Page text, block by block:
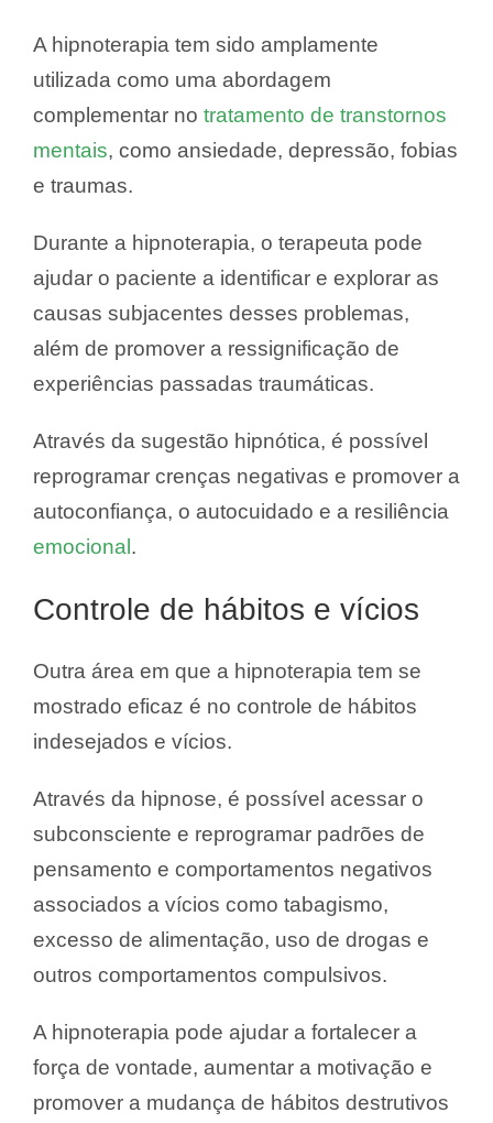
A hipnoterapia tem sido amplamente
utilizada como uma abordagem
complementar no tratamento de transtornos
mentais, como ansiedade, depressão, fobias
e traumas.
Durante a hipnoterapia, o terapeuta pode
ajudar o paciente a identificar e explorar as
causas subjacentes desses problemas,
além de promover a ressignificação de
experiências passadas traumáticas.
Através da sugestão hipnótica, é possível
reprogramar crenças negativas e promover a
autoconfiança, o autocuidado e a resiliência
emocional.
Controle de hábitos e vícios
Outra área em que a hipnoterapia tem se
mostrado eficaz é no controle de hábitos
indesejados e vícios.
Através da hipnose, é possível acessar o
subconsciente e reprogramar padrões de
pensamento e comportamentos negativos
associados a vícios como tabagismo,
excesso de alimentação, uso de drogas e
outros comportamentos compulsivos.
A hipnoterapia pode ajudar a fortalecer a
força de vontade, aumentar a motivação e
promover a mudança de hábitos destrutivos